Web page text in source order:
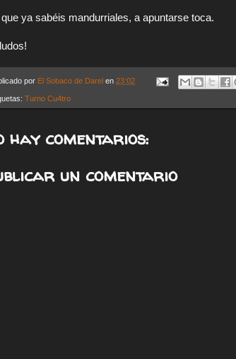
ya sabéis mandurriales, a apuntarse toca.
por El Sobaco de Darel en 23:02
Turno Cu4tro
hay comentarios:
un comentario